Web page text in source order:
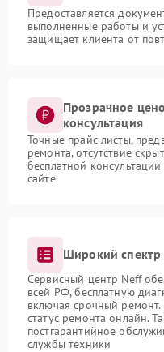
Предоставляется
выполненные работы и
защищает клиента от
Прозрачное
консультация
Точные прайс-листы,
ремонта, отсутствие
бесплатной
сайте
Широкий спектр
Сервисный центр Neff
всей РФ, бесплатную
включая срочный ремонт.
статус ремонта онлайн.
постгарантийное
службы техники